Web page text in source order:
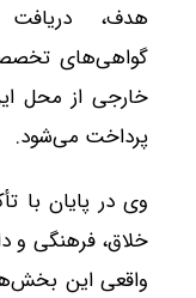
هدف، دریافت
گواهی‌های
خارجی از محل
پرداخت می‌شود.
وی در پایان با
خلاق، فرهنگی و
واقعی این